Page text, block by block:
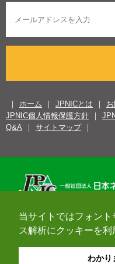
当サイトではフォン
ス解析にクッキーを利
わかり
ホーム JPNICとは
JPNIC個人情報保護方針
Q&A
サイトマップ
Copyright© 1996-2026